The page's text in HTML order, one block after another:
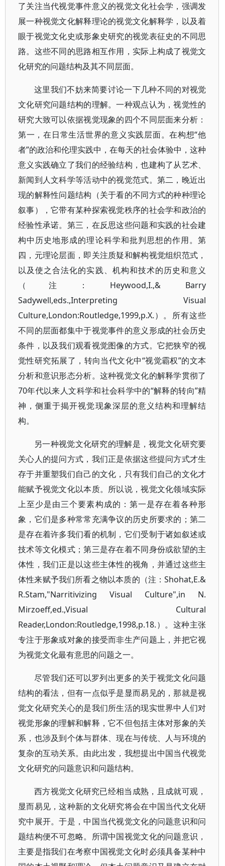
了关注当代视觉事件意义的视觉文化社会学，强调发
展一种视觉文化解释理论的视觉文化解释学，以及着
眼于视觉文化史或形象史研究的视觉表征史的不同思
路。这些不同的思路相互作用，实际上构成了视觉文
化研究的问题结构及其不同层面。
这里我们不妨来简要讨论一下几种不同的对视觉
文化研究问题结构的理解。一种观点认为，视觉性的
研究大致可以依据视觉现象的四个不同层面来分析：
第一，在日常生活世界的意义实践层面。在构想“他
者”的政治和伦理实践中，在每天的社会体验中，这种
意义实践确立了我们的经验结构，也建构了从艺术、
新闻到人文科学等活动中的视觉范式。第二，晚近出
现的解释性问题结构（关于看的不同方式的种种理论
叙事），它带有某种探索视觉秩序的社会学和政治的
经验性承诺。第三，在反思这些问题和实践的社会建
构中历史地形成的理论科学和批判思想的作用。第
四，元理论层面，即关注质疑和解构视觉组织范式，
以及使之合法化的实践、机构和技术的历史和意义
（注：Heywood,I.,& Barry
Sadywell,eds.,Interpreting Visual
Culture,London:Routledge,1999,p.X.）。所有这些
不同的层面都集中于视觉事件的意义形成的社会历史
条件，以及我们观看视觉图像的方式。它把狭窄的视
觉性研究拓展了，转向当代文化中“视觉霸权”的文本
分析和意识形态分析。这种视觉文化的解释学贯彻了
70年代以来人文科学和社会科学中的“解释的转向”精
神，侧重于揭开视觉现象深层的意义结构和理解结
构。
另一种视觉文化研究的理解是，视觉文化研究要
关心人的提问方式，我们正是依据这些提问方式才生
存于并重塑我们自己的文化，只有我们自己的文化才
能赋予视觉文化以本质。所以说，视觉文化领域实际
上至少是由三个要素构成的：第一是存在着各种形
象，它们是多种常常充满争议的历史所要求的；第二
是存在着许多我们看的机制，它们受制于诸如叙述或
技术等文化模式；第三是存在着不同身份或欲望的主
体性，我们正是以这些主体性的视角，并通过这些主
体性来赋予我们所看之物以本质的（注：Shohat,E.&
R.Stam,"Narritivizing Visual Culture",in N.
Mirzoeff,ed.,Visual Cultural
Reader,London:Routledge,1998,p.18.）。这种主张
专注于形象或对象的接受而非生产问题上，并把它视
为视觉文化最有意思的问题之一。
尽管我们还可以罗列出更多的关于视觉文化问题
结构的看法，但有一点似乎是显而易见的，那就是视
觉文化研究关心的是我们所生活的现实世界中人们对
视觉形象的理解和解释，它不但包括主体对形象的关
系，也涉及到个体与群体、现在与传统、人与环境的
复杂的互动关系。由此出发，我想提出中国当代视觉
文化研究的问题意识和问题结构。
西方视觉文化研究已经相当成熟，且成就可观，
显而易见，这种新的文化研究将会在中国当代文化研
究中展开。于是，中国当代视觉文化的问题意识和问
题结构便不可忽略。所谓中国视觉文化的问题意识，
主要是指我们在考察中国视觉文化时必须具备某种中